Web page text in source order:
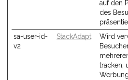
auf den
des
sa-user-id-
v2
StackAdapt
Wird
tracken,